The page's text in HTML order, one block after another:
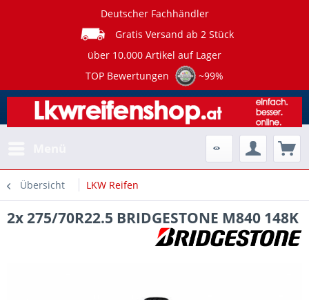
Deutscher Fachhändler
Gratis Versand ab 2 Stück
über 10.000 Artikel auf Lager
TOP Bewertungen
~99%
Übersicht LKW Reifen
2x 275/70R22.5 BRIDGESTONE M840 148K